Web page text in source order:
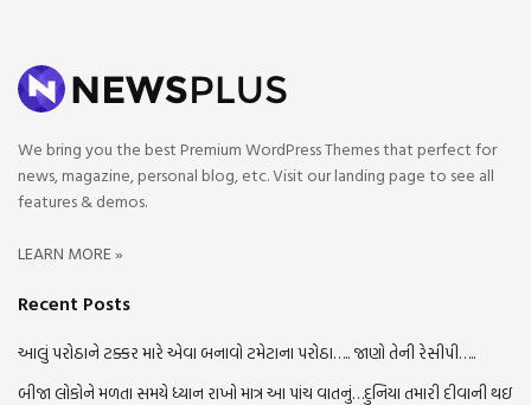
We bring you the best Premium WordPress Themes that perfect for
news, magazine, personal blog, etc. Visit our landing page to see all
features & demos.
LEARN MORE »
Recent Posts
આલું પરોઠાને ટક્કર મારે એવા બનાવો ટમેટાના પરોઠા….. જાણો તેની રેસીપી…..
બીજા લોકોને મળતા સમયે ધ્યાન રાખો માત્ર આ પાંચ વાતનું…દુનિયા તમારી દીવાની થઇ